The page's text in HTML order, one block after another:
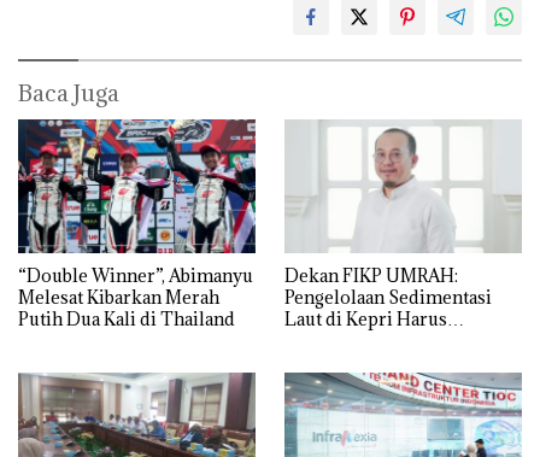
Baca Juga
“Double Winner”, Abimanyu
Melesat Kibarkan Merah
Putih Dua Kali di Thailand
Dekan FIKP UMRAH:
Pengelolaan Sedimentasi
Laut di Kepri Harus
dengan Konservasi